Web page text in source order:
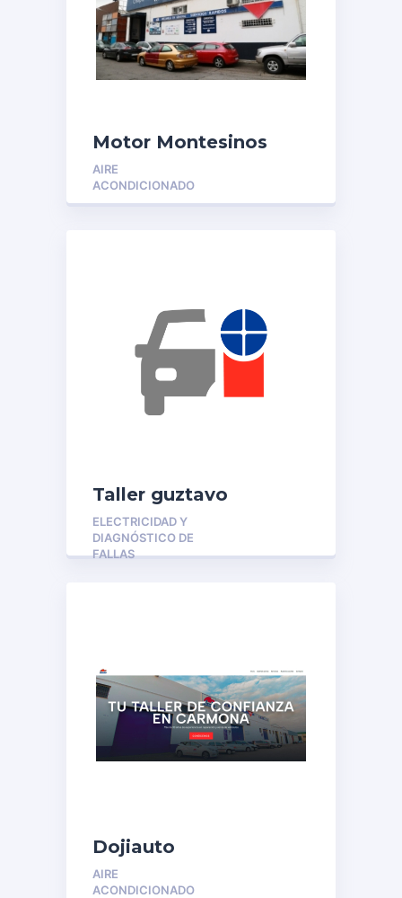
Motor Montesinos
AIRE
ACONDICIONADO
Taller guztavo
ELECTRICIDAD Y
DIAGNÓSTICO DE
FALLAS
Dojiauto
AIRE
ACONDICIONADO